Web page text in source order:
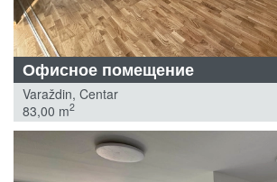
Офисное помещение
Varaždin, Centar
83,00 m2